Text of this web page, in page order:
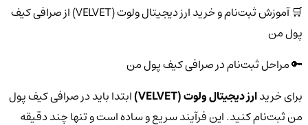
🛒 آموزش ثبت‌نام و خرید ارز دیجیتال ولوت (VELVET) از صرافی کیف
پول من
🔑 مراحل ثبت‌نام در صرافی کیف پول من
برای خریدارز دیجیتال ولوت (VELVET)
ابتدا باید در صرافی کیف پول
من ثبت‌نام کنید. این فرآیند سریع و ساده است و تنها چند دقیقه